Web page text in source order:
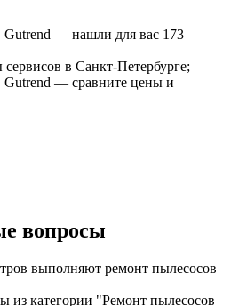
Gutrend — нашли для вас 173
сервисов в Санкт-Петербурге;
Gutrend — сравните цены и
вопросы
выполняют ремонт пылесосов
из категории "Ремонт пылесосов